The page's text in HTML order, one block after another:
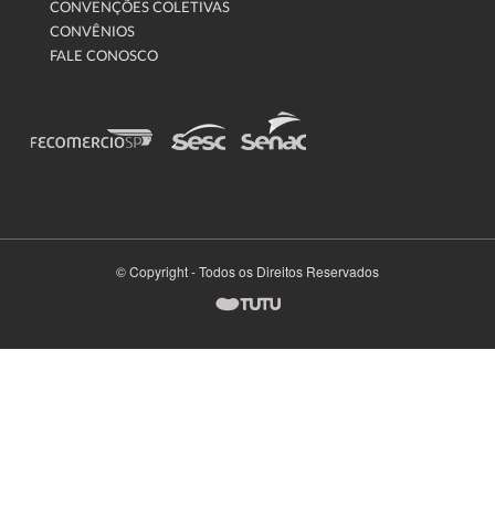
CONVENÇÕES COLETIVAS
CONVÊNIOS
FALE CONOSCO
© Copyright - Todos os Direitos Reservados